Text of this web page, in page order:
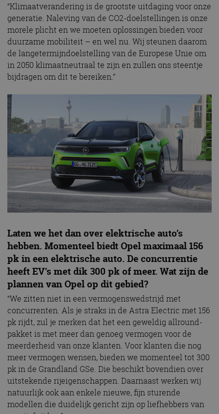
“Klimaatverandering is de grootste uitdaging voor onze
generatie. Naleving van de CO2-doelstellingen is onze
morele plicht en we moeten oplossingen bieden voor
duurzame mobiliteit – en wel nu. Wij steunen daarom
de langetermijndoelstelling van de Europese Unie om
in 2050 klimaatneutraal te zijn en zullen ons steentje
bijdragen om dit te bereiken.”
Laten we het dan over elektrische auto’s
hebben. Momenteel biedt Opel maximaal 156
pk in een elektrische auto. De concurrentie
heeft EV’s met dik 300 pk of meer. Wat zijn de
plannen van Opel op dit gebied?
“We zitten niet in een vermogenswedstrijd met
concurrenten. Als je straks in de Astra Electric met 156
pk rijdt, zul je merken dat het een geweldig allround-
pakket is met meer dan genoeg vermogen voor de
meerderheid van onze klanten. Voor klanten die nog
meer vermogen wensen, bieden we momenteel tot 300
pk in de Grandland GSe. Die beschikt bovendien over
uitstekende rijeigenschappen. Daarnaast werken wij
natuurlijk ook aan enkele nieuwe, fijn sturende
modellen die duidelijk gericht zijn op liefhebbers van